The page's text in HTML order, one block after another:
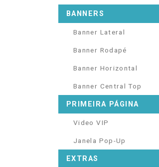
BANNERS
Banner Lateral
Banner Rodapé
Banner Horizontal
Banner Central Top
PRIMEIRA PÁGINA
Video VIP
Janela Pop-Up
EXTRAS